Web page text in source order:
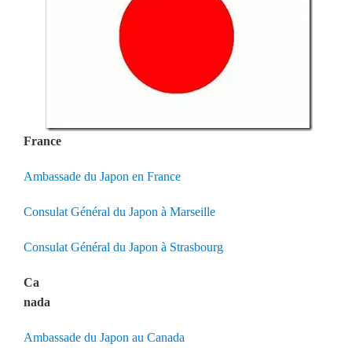
France
Ambassade du Japon en France
Consulat Général du Japon à Marseille
Consulat Général du Japon à Strasbourg
Ca
nada
Ambassade du Japon au Canada